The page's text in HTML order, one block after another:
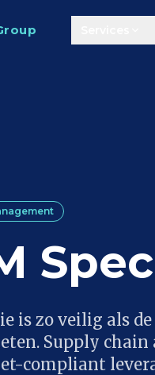
is zo veilig als
Supply
compliant